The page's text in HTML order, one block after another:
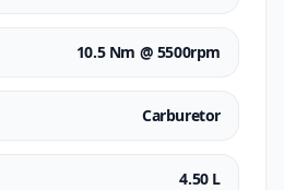
10.5 Nm @ 5500rpm
Carburetor
4.50 L